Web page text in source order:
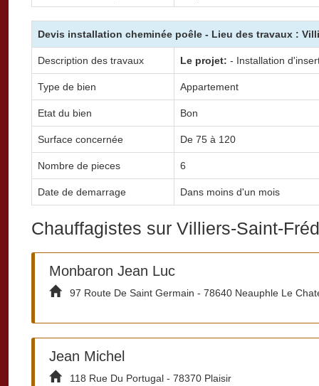
Devis installation cheminée poêle - Lieu des travaux :
Description des travaux Le projet: - Installation
Type de bien Appartement
Etat du bien Bon
Surface concernée De 75 à 120
Nombre de pieces 6
Date de demarrage Dans moins d'un mois
Chauffagistes sur Villiers-Saint-
Monbaron Jean Luc
97 Route De Saint Germain - 78640 Neauphle Le
Jean Michel
118 Rue Du Portugal - 78370 Plaisir